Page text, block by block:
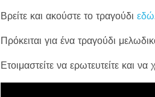
Βρείτε και ακούστε το τραγούδι εδώ
Πρόκειται για ένα τραγούδι
Ετοιμαστείτε να ερωτευτείτε και